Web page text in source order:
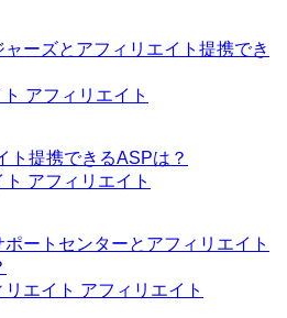
ーズとアフィリエイト提携でき
アフィリエイト
ト提携できるASPは？
アフィリエイト
ートセンターとアフィリエイト
アフィリエイト